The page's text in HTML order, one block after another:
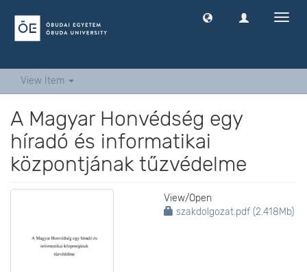
View Item
A Magyar Honvédség egy
híradó és informatikai
központjának tűzvédelme
View/Open
szakdolgozat.pdf (2.418Mb)